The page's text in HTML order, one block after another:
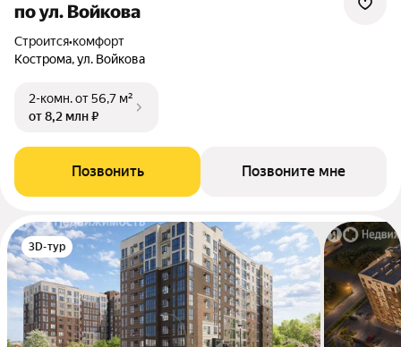
по ул. Войкова
Строится•комфорт
Кострома, ул. Войкова
2-комн.от 56,7 м²
от 8,2 млн ₽
Позвонить Позвоните мне
3D-тур